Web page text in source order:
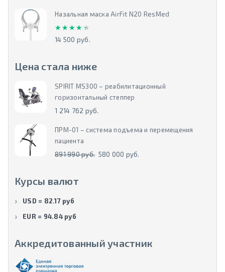
Назальная маска AirFit N20 ResMed
★★★★★
★★★★★
14 500 руб.
Цена стала ниже
SPIRIT MS300 – реабилитационный
горизонтальный степпер
1 214 762 руб.
ПРМ-01 – система подъема и перемещения
пациента
891 990 руб. 580 000 руб.
Курсы валют
USD = 82.17 руб
EUR = 94.84 руб
Аккредитованный участник